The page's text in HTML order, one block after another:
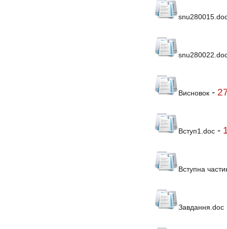
Висновок-
Вступ1.doc-
Вступна
Завдання.doc